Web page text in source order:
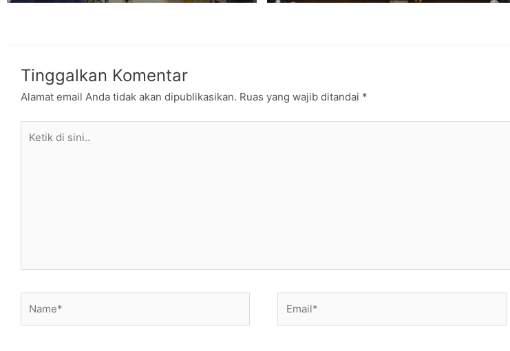
Tinggalkan Komentar
Alamat email Anda tidak akan dipublikasikan. Ruas yang wajib ditandai *